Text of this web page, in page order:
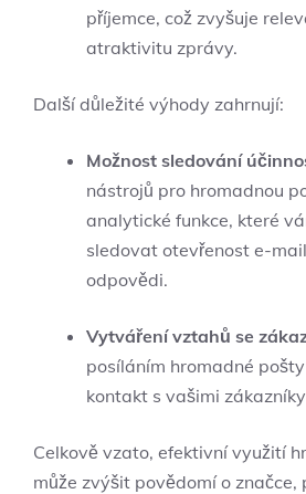
příjemce, což zvyšuje
atraktivitu zprávy.
Další důležité výhody zahrnují:
Možnost sledování
nástrojů pro hromadnou
analytické funkce, které
sledovat otevřenost e-
odpovědi.
Vytváření vztahů se
posíláním hromadné
kontakt s vašimi
Celkově vzato, efektivní využití
může zvýšit povědomí o